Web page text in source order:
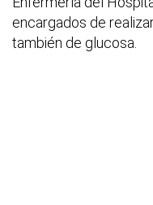
encargados de
también de glucosa.